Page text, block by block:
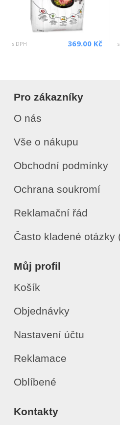
s DPH 369.00 Kč
Pro zákazníky
O nás
Vše o nákupu
Obchodní podmínky
Ochrana soukromí
Reklamační řád
Často kladené otázky
Můj profil
Košík
Objednávky
Nastavení účtu
Reklamace
Oblíbené
Kontakty